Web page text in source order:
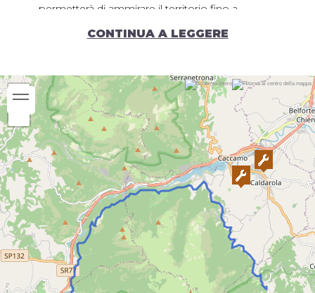
permetterà di ammirare il territorio fino a
il borgo si prosegue lungo la valle, seguendo il
borgo di Valcimarra dove è possibile trovare
rinfrescarsi sul lavatoio e la relativa fonte
d’acqua.
Si procede sul sentiero che traversa prima un
ghiaioso pendio di ulivi, poi si immette nel
bosco fino a confluire in una strada sterrata. Si
avanza seguendo una strada bianca verso il
Castello di Pievefavera che si mostra nella sua
posizione dominante. Immancabile la visita al
Castello, con la vista sul lago di Caccamo e sulla
piana di Caldarola. Il borgo avvolge il visitatore,
tra vicoli, archi e piagge che parlano di una storia
centenaria, custode di famosi frantoi a pietra
ancora attivi conservati nei seminterrati del
CONTINUA A LEGGERE